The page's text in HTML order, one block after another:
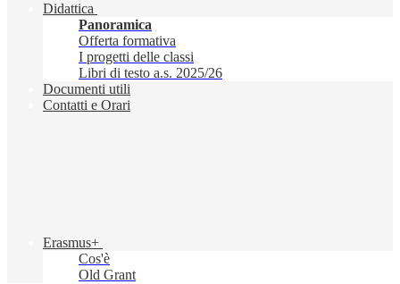
Didattica
Panoramica
Offerta formativa
I progetti delle classi
Libri di testo a.s. 2025/26
Documenti utili
Contatti e Orari
Erasmus+
Cos'è
Old Grant